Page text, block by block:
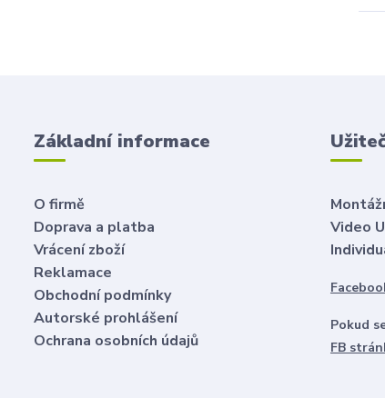
Základní informace
O firmě
Doprava a platba
Vrácení zboží
Reklamace
Obchodní podmínky
Autorské prohlášení
Ochrana osobních údajů
Video
Pokud
FB